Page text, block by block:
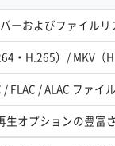
バーおよびファイル
・H.265）/ MKV（
/ FLAC / ALAC ファ
生オプションの豊富